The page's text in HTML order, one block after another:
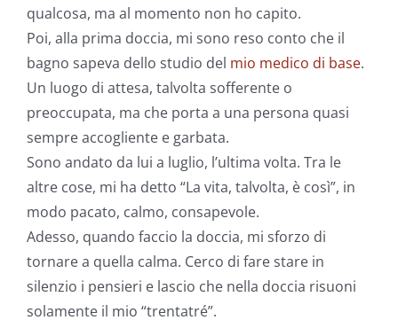
qualcosa, ma al momento non ho capito.
Poi, alla prima doccia, mi sono reso conto che il
bagno sapeva dello studio del mio medico di base.
Un luogo di attesa, talvolta sofferente o
preoccupata, ma che porta a una persona quasi
sempre accogliente e garbata.
Sono andato da lui a luglio, l’ultima volta. Tra le
altre cose, mi ha detto “La vita, talvolta, è così”, in
modo pacato, calmo, consapevole.
Adesso, quando faccio la doccia, mi sforzo di
tornare a quella calma. Cerco di fare stare in
silenzio i pensieri e lascio che nella doccia risuoni
solamente il mio “trentatré”.